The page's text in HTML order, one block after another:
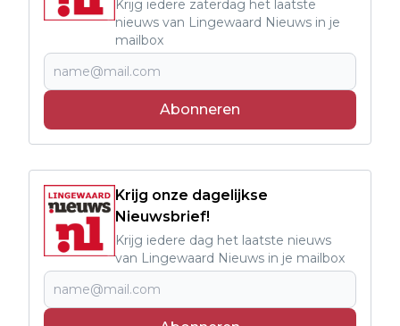
Krijg iedere zaterdag het laatste
nieuws van Lingewaard Nieuws in je
mailbox
Abonneren
Krijg onze dagelijkse
Nieuwsbrief!
Krijg iedere dag het laatste nieuws
van Lingewaard Nieuws in je mailbox